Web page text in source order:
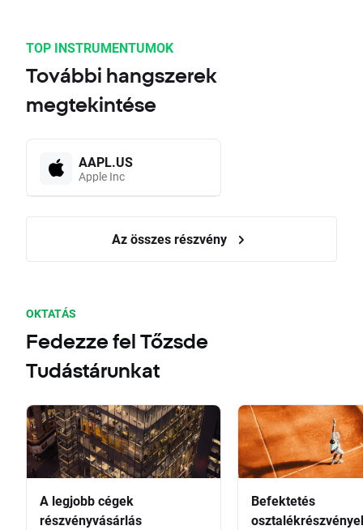
TOP INSTRUMENTUMOK
További hangszerek
megtekintése
AAPL.US
Apple Inc
Az összes részvény
OKTATÁS
Fedezze fel Tőzsde
Tudástárunkat
A legjobb cégek
részvényvásárlás
Befektetés